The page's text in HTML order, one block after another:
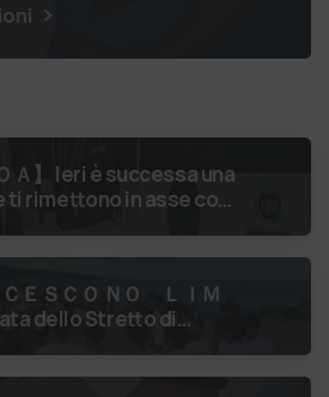
una
ti rimettono in asse con
ＣＥＳＣＯ ＮＯ ＬＩＭ